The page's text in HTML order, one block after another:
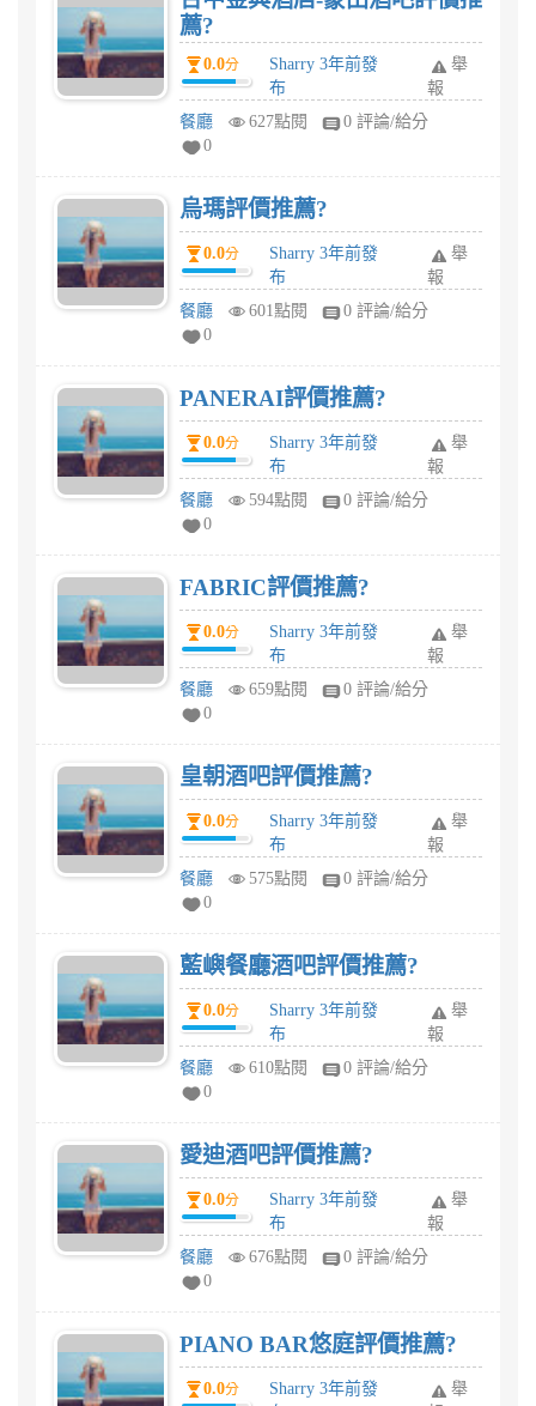
薦?
0.0分
Sharry 3年前發
布
舉
報
餐廳
627點閱
0 評論/給分
0
烏瑪評價推薦?
0.0分
Sharry 3年前發
布
舉
報
餐廳
601點閱
0 評論/給分
0
PANERAI評價推薦?
0.0分
Sharry 3年前發
布
舉
報
餐廳
594點閱
0 評論/給分
0
FABRIC評價推薦?
0.0分
Sharry 3年前發
布
舉
報
餐廳
659點閱
0 評論/給分
0
皇朝酒吧評價推薦?
0.0分
Sharry 3年前發
布
舉
報
餐廳
575點閱
0 評論/給分
0
藍嶼餐廳酒吧評價推薦?
0.0分
Sharry 3年前發
布
舉
報
餐廳
610點閱
0 評論/給分
0
愛迪酒吧評價推薦?
0.0分
Sharry 3年前發
布
舉
報
餐廳
676點閱
0 評論/給分
0
PIANO BAR悠庭評價推薦?
0.0分
Sharry 3年前發
舉